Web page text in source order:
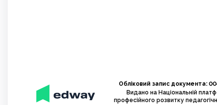
Обліковий запис документа:
Видано на Національній
професійного розвитку